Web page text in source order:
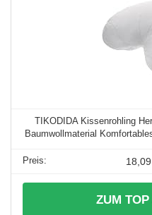
TIKODIDA Kissenrohling
Baumwollmaterial
ZUM